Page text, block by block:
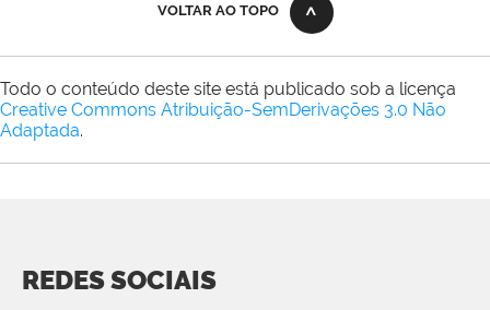
VOLTAR AO TOPO
Todo o conteúdo deste site está publicado sob a licença
Creative Commons Atribuição-SemDerivações 3.0 Não
Adaptada.
REDES SOCIAIS